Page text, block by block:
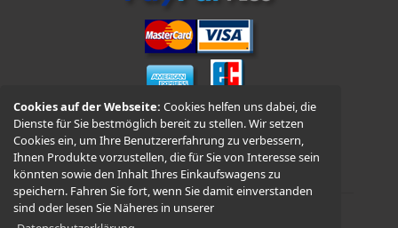
Cookies auf der Webseite:Cookies helfen uns dabei, die
Dienste für Sie bestmöglich bereit zu stellen. Wir setzen
Cookies ein, um Ihre Benutzererfahrung zu verbessern,
Ihnen Produkte vorzustellen, die für Sie von Interesse sein
könnten sowie den Inhalt Ihres Einkaufswagens zu
speichern. Fahren Sie fort, wenn Sie damit einverstanden
sind oder lesen Sie Näheres in unserer
Vorkasse und Nachnahme